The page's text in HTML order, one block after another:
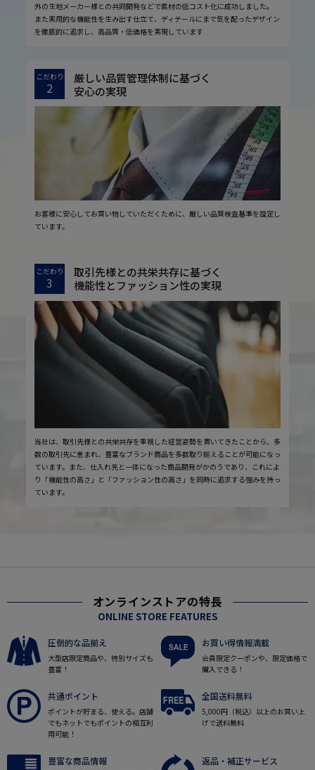
外の生地メーカー様との共同開発などで素材の低コスト化に成功しました。
また実用的な機能性を生み出す仕立て、ディテールにまで気を配ったデザイン
を徹底的に追求し、高品質・低価格を実現しています
こだわり
2
厳しい品質管理体制に基づく
安心の実現
お客様に安心してお買い物していただくために、厳しい品質検査基準を設定し
ています。
こだわり
3
取引先様との共栄共存に基づく
機能性とファッション性の実現
当社は、取引先様との共栄共存を重視した経営姿勢を貫いてきたことから、多
数の取引先に恵まれ、豊富なブランド商品を多数取り揃えることが可能になっ
ています。また、仕入れ先と一体になった商品開発がかのうであり、これによ
り「機能性の高さ」と「ファッション性の高さ」を同時に追求する強みを持っ
ています。
オンラインストアの特長
ONLINE STORE FEATURES
圧倒的な品揃え
大型店限定商品や、特別サイズも
豊富！
お買い得情報満載
会員限定クーポンや、限定価格で
購入できる！
共通ポイント
ポイントが貯まる、使える。店舗
でもネットでもポイントの相互利
用可能！
全国送料無料
5,000円（税込）以上のお買い上
げで送料無料
豊富な商品情報 返品・補正サービス